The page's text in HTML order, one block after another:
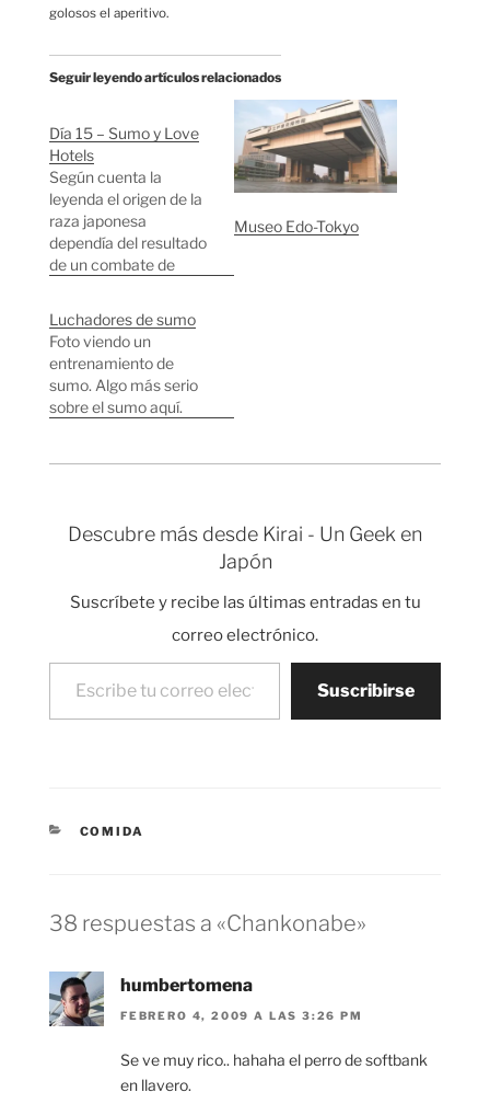
golosos el aperitivo.
Seguir leyendo artículos relacionados
Día 15 – Sumo y Love
Hotels
Según cuenta la
leyenda el origen de la
raza japonesa
dependía del resultado
de un combate de
en las islas de Japón se
estableció cuando el
Dios Takemikazuchi
ganó en un combate
de sumo a su gran rival.
aparte la…
Museo Edo-Tokyo
Luchadores de sumo
Foto viendo un
entrenamiento de
sumo. Algo más serio
sobre el sumo aquí.
Descubre más desde Kirai - Un Geek en
Japón
Suscríbete y recibe las últimas entradas en tu
correo electrónico.
Escribe tu correo electrónico…
Suscribirse
CATEGORÍAS
COMIDA
38 respuestas a «Chankonabe»
humbertomena
FEBRERO 4, 2009 A LAS 3:26 PM
Se ve muy rico.. hahaha el perro de softbank
en llavero.